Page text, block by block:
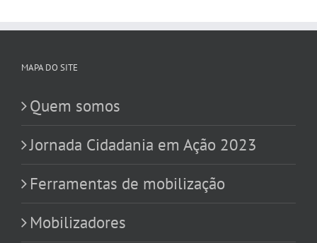
MAPA DO SITE
Quem somos
Jornada Cidadania em Ação 2023
Ferramentas de mobilização
Mobilizadores